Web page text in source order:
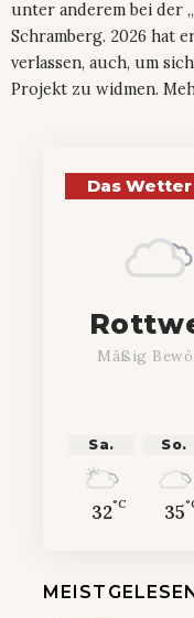
unter anderem bei der
Schramberg. 2026 hat
verlassen, auch, um
Projekt zu widmen.
Das Wetter
Mäßig
Sa.
32°C
So.
35
MEISTGELESEN